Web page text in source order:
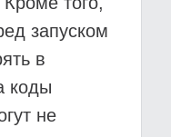
запуском
в
коды
не